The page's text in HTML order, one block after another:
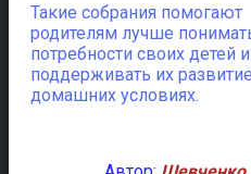
Такие собрания помогают
родителям лучше
потребности своих детей и
поддерживать их
домашних условиях.